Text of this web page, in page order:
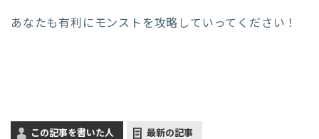
あなたも有利にモンストを攻略していってください！
この記事を書いた人 最新の記事